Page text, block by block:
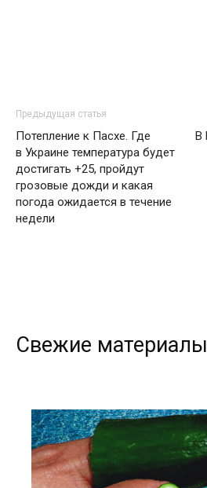
Предыдущая статья
Потепление к Пасхе. Где
в Украине температура будет
достигать +25, пройдут
грозовые дожди и какая
погода ожидается в течение
недели
В
Свежие материалы